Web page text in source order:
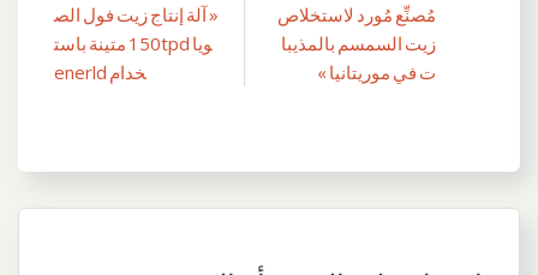
تصفّح
المقالات
« آلة إنتاج زيت فول الص
ويا 150tpd متينة باست
خدام enerld
مُصنِّع مُورد لاستخلاص
زيت السمسم بالمذيبا
ت في موريتانيا »